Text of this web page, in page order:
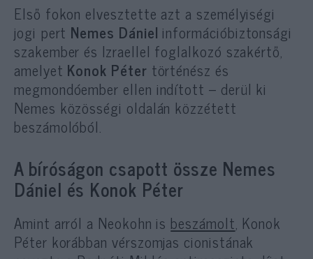
Első fokon elvesztette azt a személyiségi
jogi pert Nemes Dániel információbiztonsági
szakember és Izraellel foglalkozó szakértő,
amelyet Konok Péter történész és
megmondóember ellen indított – derül ki
Nemes közösségi oldalán közzétett
beszámolóból.
A bíróságon csapott össze Nemes
Dániel és Konok Péter
Amint arról a Neokohn is beszámolt, Konok
Péter korábban vérszomjas cionistának